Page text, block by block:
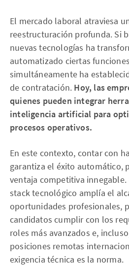
El mercado laboral atraviesa
reestructuración profunda. Si
nuevas tecnologías ha
automatizado ciertas
simultáneamente ha
de contratación. Hoy, las
quienes pueden integrar
inteligencia artificial para
procesos operativos.
En este contexto, contar con
garantiza el éxito automático,
ventaja competitiva
stack tecnológico amplía el
oportunidades profesionales,
candidatos cumplir con los
roles más avanzados e,
posiciones remotas
exigencia técnica es la norma.